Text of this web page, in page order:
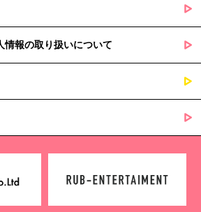
情報の取り扱いについて